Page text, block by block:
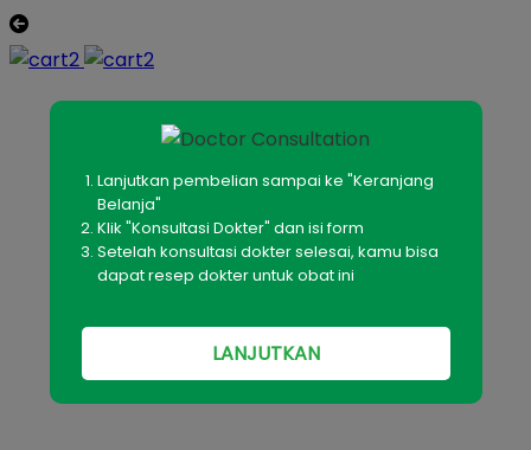
Lanjutkan pembelian sampai ke "Keranjang
Belanja"
Klik "Konsultasi Dokter" dan isi form
Setelah konsultasi dokter selesai, kamu bisa
dapat resep dokter untuk obat ini
LANJUTKAN